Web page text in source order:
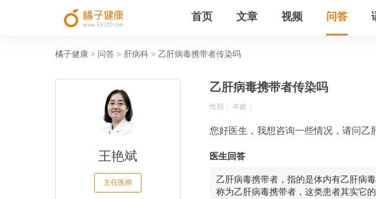
首页 文章 视频 问答
橘子健康 > 问答 > 肝病科 > 乙肝病毒携带者传染吗
王艳斌
主任医师
乙肝病毒携带者传染吗
性别： 年龄：
您好医生，我想咨询一些情况，请问乙
医生回答
乙肝病毒携带者，指的是体内有乙肝病
称为乙肝病毒携带者，这类患者其实它